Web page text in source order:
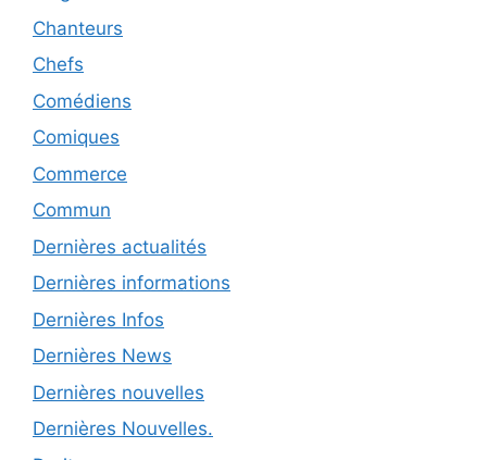
Chanteurs
Chefs
Comédiens
Comiques
Commerce
Commun
Dernières actualités
Dernières informations
Dernières Infos
Dernières News
Dernières nouvelles
Dernières Nouvelles.